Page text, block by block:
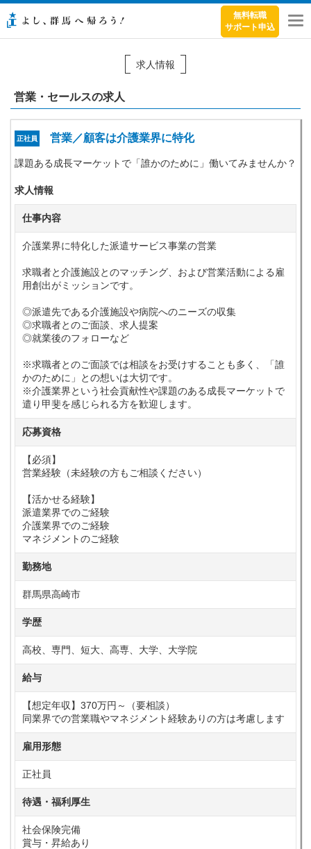
無料転職
サポート申込
求人情報
営業・セールスの求人
正社員 営業／顧客は介護業界に特化
課題ある成長マーケットで「誰かのために」働いてみませんか？
求人情報
仕事内容
介護業界に特化した派遣サービス事業の営業
求職者と介護施設とのマッチング、および営業活動による雇
用創出がミッションです。
◎派遣先である介護施設や病院へのニーズの収集
◎求職者とのご面談、求人提案
◎就業後のフォローなど
※求職者とのご面談では相談をお受けすることも多く、「誰
かのために」との想いは大切です。
※介護業界という社会貢献性や課題のある成長マーケットで
遣り甲斐を感じられる方を歓迎します。
応募資格
【必須】
営業経験（未経験の方もご相談ください）
【活かせる経験】
派遣業界でのご経験
介護業界でのご経験
マネジメントのご経験
勤務地
群馬県高崎市
学歴
高校、専門、短大、高専、大学、大学院
給与
【想定年収】370万円～（要相談）
同業界での営業職やマネジメント経験ありの方は考慮します
雇用形態
正社員
待遇・福利厚生
社会保険完備
賞与・昇給あり